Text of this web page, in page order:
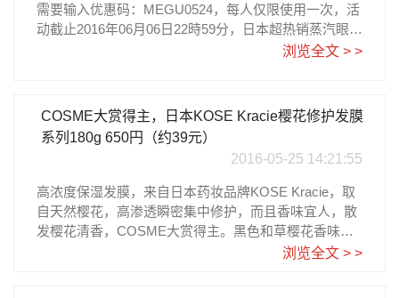
需要输入优惠码：MEGU0524，每人仅限使用一次，活
动截止2016年06月06日22時59分，日本超热销蒸汽眼
罩！电脑族和想去黑眼圈的的看过来，这款眼罩可释放
的紧张状态的现代人是恰到好处的放松产品。适合学习
压力很大的学生以及办公室里的OL们，还有长途出差或
者旅行时的交通工具里，能舒缓眼睛疲劳，而且还有助
于失眠的改善。注意，此款一片只能用一次，不能重复
使用哦
浏览全文 > >
COSME大赏得主，日本KOSE Kracie樱花修护发膜
系列180g 650円（约39元）
2016-05-25 14:21:55
高浓度保湿发膜，来自日本药妆品牌KOSE Kracie，取
自天然樱花，高渗透瞬密集中修护，而且香味宜人，散
发樱花清香，COSME大赏得主。黑色和草樱花香味，
售价820日元大约RMB44元；粉色杏桃樱花香味浏览全文 > >